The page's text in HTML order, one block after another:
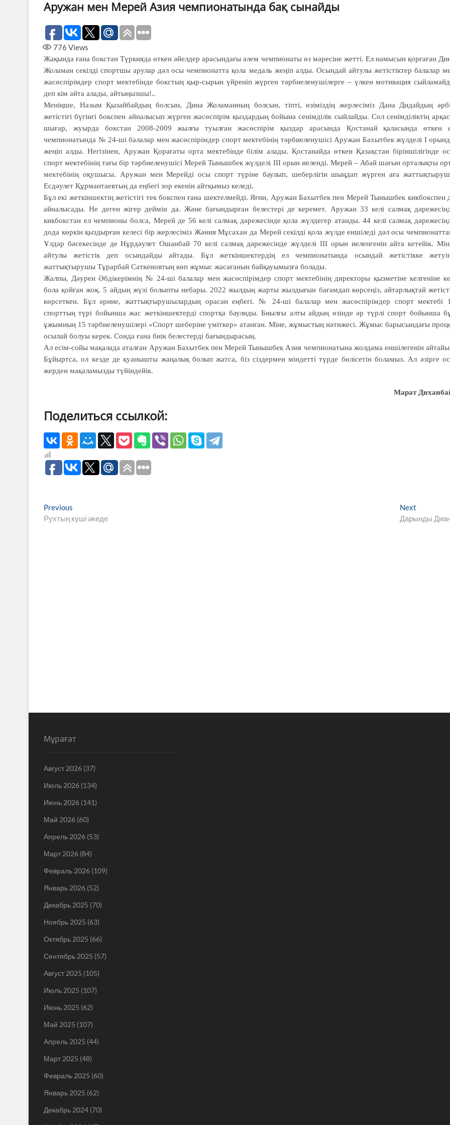
Аружан мен Мерей Азия чемпионатында бақ сынайды
776 Views
Жақында ғана бокстан Түркияда өткен әйелдер арасындағы әлем чемпионаты өз мәресіне жетті. Ел намысын қорғаған
Жоламан секілді спортшы арулар дәл осы чемпионатта қола медаль жеңіп алды. Осындай айтулы жетістіктер балалар
жасөспірімдер спорт мектебінде бокстың қыр-сырын үйреніп жүрген тәрбиеленушілерге – үлкен мотивация
деп кім айта алады, айтыңызшы!..
Меніңше, Назым Қызайбайдың болсын, Дина Жоламанның болсын, тіпті, өзіміздің жерлесіміз Дана Дидайдың
жетістігі бүгінгі бокспен айналысып жүрген жасөспірім қыздардың бойына сенімділік сыйлайды. Сол сенімділіктің
шығар, жуырда бокстан 2008-2009 жылғы туылған жасөспірім қыздар арасында Қостанай қаласында өткен
чемпионатында № 24-ші балалар мен жасөспірімдер спорт мектебінің тәрбиеленушісі Аружан Бахытбек жүлделі I
жеңіп алды. Негізінен, Аружан Қорағаты орта мектебінде білім алады. Қостанайда өткен Қазақстан біріншілігінде
спорт мектебінің тағы бір тәрбиеленушісі Мерей Тынышбек жүлделі III орын иеленді. Мерей – Абай шағын орталықты
мектебінің оқушысы. Аружан мен Мерейді осы спорт түріне баулып, шеберлігін шыңдап жүрген аға
Есдәулет Құрмантаевтың да еңбегі зор екенін айтқымыз келеді.
Бұл екі жеткіншектің жетістігі тек бокспен ғана шектелмейді. Яғни, Аружан Бахытбек пен Мерей Тынышбек кикбокспен
айналысады. Не деген жігер деймін да. Және бағындырған белестері де керемет. Аружан 33 келі салмақ
кикбокстан ел чемпионы болса, Мерей де 56 келі салмақ дәрежесінде қола жүлдегер атанды. 44 келі салмақ
дода көркін қыздырған келесі бір жерлесіміз Жәния Мұсахан да Мерей секілді қола жүлде еншіледі дәл осы
Ұлдар бәсекесінде де Нұрдәулет Ошанбай 70 келі салмақ дәрежесінде жүлделі III орын иеленгенін айта кетейік.
айтулы жетістік деп осындайды айтады. Бұл жеткіншектердің ел чемпионатында осындай жетістікке
жаттықтырушы Тұрарбай Саткеновтың көп жұмыс жасағанын байқауымызға болады.
Жалпы, Дәурен Әбдікерімнің № 24-ші балалар мен жасөспірімдер спорт мектебінің директоры қызметіне келгеніне
бола қойған жоқ. 5 айдың жүзі болыпты небары. 2022 жылдың жарты жылдығын бағамдап көрсеңіз, айтарлықтай
көрсеткен. Бұл әрине, жаттықтырушылардың орасан еңбегі. № 24-ші балалар мен жасөспірімдер спорт мектебі
спорттың түрі бойынша жас жеткіншектерді спортқа баулиды. Биылғы алты айдың өзінде әр түрлі спорт бойынша
ұжымның 15 тәрбиеленушілері «Спорт шеберіне үміткер» атанған. Міне, жұмыстың нәтижесі. Жұмыс барысындағы
осылай болуы керек. Сонда ғана биік белестерді бағындырасың.
Ал есім-сойы мақалада аталған Аружан Бахытбек пен Мерей Тынышбек Азия чемпионатына жолдама еншілегенін
Бұйыртса, ол кезде де қуанышты жаңалық болып жатса, біз сіздермен міндетті түрде бөлісетін боламыз. Ал әзірге
жерден мақаламызды түйіндейік.
Марат
Поделиться ссылкой:
Навигация
по
Previous
post:
Рухтың күші әкеде
Next
post:
Дарынды
Мұрағат
Август 2026 (37)
Июль 2026 (134)
Июнь 2026 (141)
Май 2026 (60)
Апрель 2026 (53)
Март 2026 (84)
Февраль 2026 (109)
Январь 2026 (52)
Декабрь 2025 (70)
Ноябрь 2025 (63)
Октябрь 2025 (66)
Сентябрь 2025 (57)
Август 2025 (105)
Июль 2025 (107)
Июнь 2025 (62)
Май 2025 (107)
Апрель 2025 (44)
Март 2025 (48)
Февраль 2025 (60)
Январь 2025 (62)
Декабрь 2024 (70)